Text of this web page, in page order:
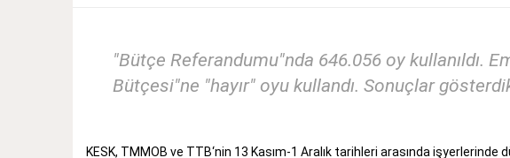
"Bütçe Referandumu"nda 646.056 oy kullanıldı.
Bütçesi"ne "hayır" oyu kullandı. Sonuçlar
KESK, TMMOB ve TTB‘nin 13 Kasım-1 Aralık tarihleri arasında